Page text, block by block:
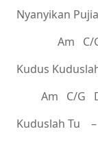
Nyanyikan
Am C/G
Kudus
Am C/G
Kuduslah Tu